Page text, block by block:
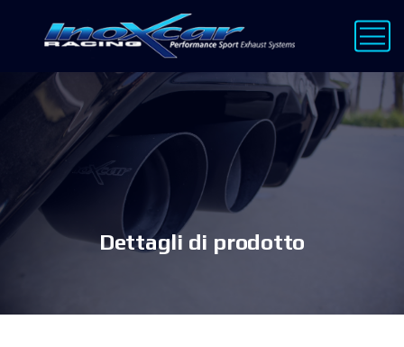
Dettagli di prodotto